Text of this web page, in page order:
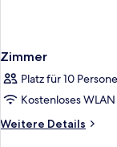
Zimmer
Platz für 10
Kostenloses WLAN
Weitere Details
Weitere